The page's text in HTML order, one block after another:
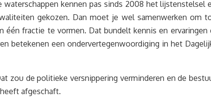
kennen pas sinds 2008 het lijstenstelsel
gekozen. Dan moet je wel samenwerken om
fractie te vormen. Dat bundelt kennis en
betekenen een ondervertegenwoordiging in het
de politieke versnippering verminderen en de
heeft afgeschaft.